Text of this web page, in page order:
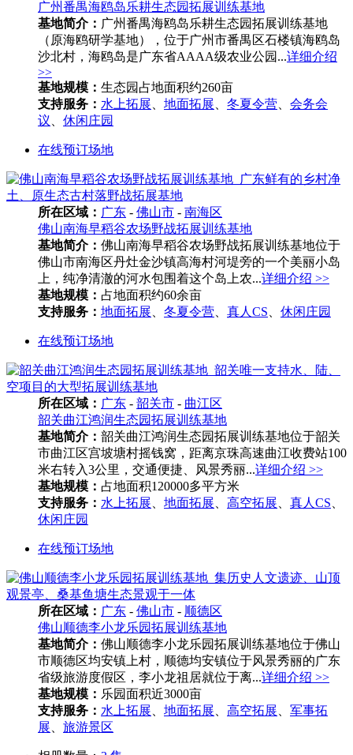
广州番禺海鸥岛乐耕生态园拓展训练基地
基地简介： 广州番禺海鸥岛乐耕生态园拓展训练基地
（原海鸥研学基地），位于广州市番禺区石楼镇海鸥岛
沙北村，海鸥岛是广东省AAAA级农业公园...详细介绍
>>
基地规模： 生态园占地面积约260亩
支持服务： 水上拓展 地面拓展 冬夏令营
会务会
议
休闲庄园
在线预订场地
所在区域： 广东 - 佛山市 - 南海区
佛山南海早稻谷农场野战拓展训练基地
基地简介： 佛山南海早稻谷农场野战拓展训练基地位于
佛山市南海区丹灶金沙镇高海村河堤旁的一个美丽小岛
上，纯净清澈的河水包围着这个岛上农...详细介绍 >>
基地规模： 占地面积约60余亩
支持服务： 地面拓展 冬夏令营 真人CS 休闲庄园
在线预订场地
所在区域： 广东 - 韶关市 - 曲江区
韶关曲江鸿润生态园拓展训练基地
基地简介： 韶关曲江鸿润生态园拓展训练基地位于韶关
市曲江区宫坡塘村摇钱窝，距离京珠高速曲江收费站100
米右转入3公里，交通便捷、风景秀丽...详细介绍 >>
基地规模： 占地面积120000多平方米
支持服务： 水上拓展 地面拓展 高空拓展 真人CS
休闲庄园
在线预订场地
所在区域： 广东 - 佛山市 - 顺德区
佛山顺德李小龙乐园拓展训练基地
基地简介： 佛山顺德李小龙乐园拓展训练基地位于佛山
市顺德区均安镇上村，顺德均安镇位于风景秀丽的广东
省级旅游度假区，李小龙祖居就位于离...详细介绍 >>
基地规模： 乐园面积近3000亩
支持服务： 水上拓展 地面拓展 高空拓展
军事拓
展
旅游景区